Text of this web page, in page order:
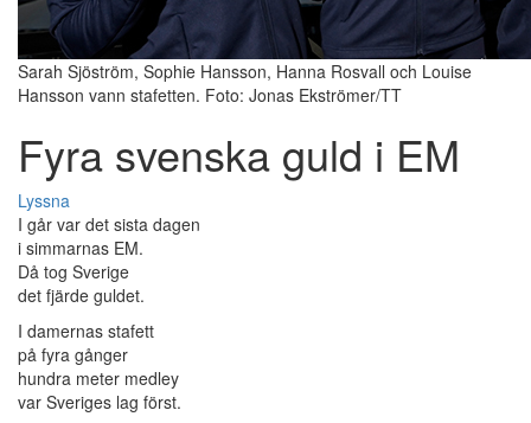
Sarah Sjöström, Sophie Hansson, Hanna Rosvall och Louise
Hansson vann stafetten. Foto: Jonas Ekströmer/TT
Fyra svenska guld i EM
Lyssna
I går var det sista dagen
i simmarnas EM.
Då tog Sverige
det fjärde guldet.
I damernas stafett
på fyra gånger
hundra meter medley
var Sveriges lag först.